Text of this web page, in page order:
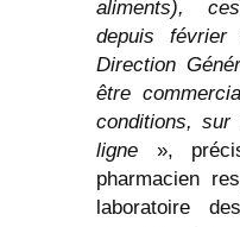
aliments),
depuis
Direction
être
conditions, sur
ligne »,
pharmacien
laboratoire